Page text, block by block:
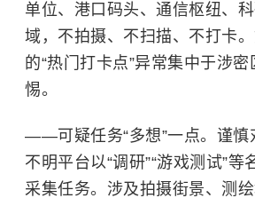
单位、港口码头、通信枢纽、
域，不拍摄、不扫描、不打卡
的“热门打卡点”异常集中于涉
惕。
——可疑任务“多想”一点。谨慎
不明平台以“调研”“游戏测试”等
采集任务。涉及拍摄街景、测